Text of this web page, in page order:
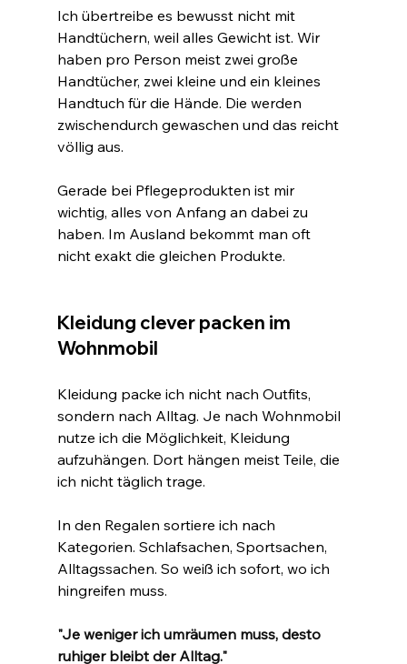
Ich übertreibe es bewusst nicht mit
Handtüchern, weil alles Gewicht ist. Wir
haben pro Person meist zwei große
Handtücher, zwei kleine und ein kleines
Handtuch für die Hände. Die werden
zwischendurch gewaschen und das reicht
völlig aus.
Gerade bei Pflegeprodukten ist mir
wichtig, alles von Anfang an dabei zu
haben. Im Ausland bekommt man oft
nicht exakt die gleichen Produkte.
Kleidung clever packen im
Wohnmobil
Kleidung packe ich nicht nach Outfits,
sondern nach Alltag. Je nach Wohnmobil
nutze ich die Möglichkeit, Kleidung
aufzuhängen. Dort hängen meist Teile, die
ich nicht täglich trage.
In den Regalen sortiere ich nach
Kategorien. Schlafsachen, Sportsachen,
Alltagssachen. So weiß ich sofort, wo ich
hingreifen muss.
"Je weniger ich umräumen muss, desto
ruhiger bleibt der Alltag."